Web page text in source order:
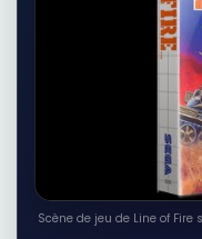
Voir
Scène de jeu de Line of Fire